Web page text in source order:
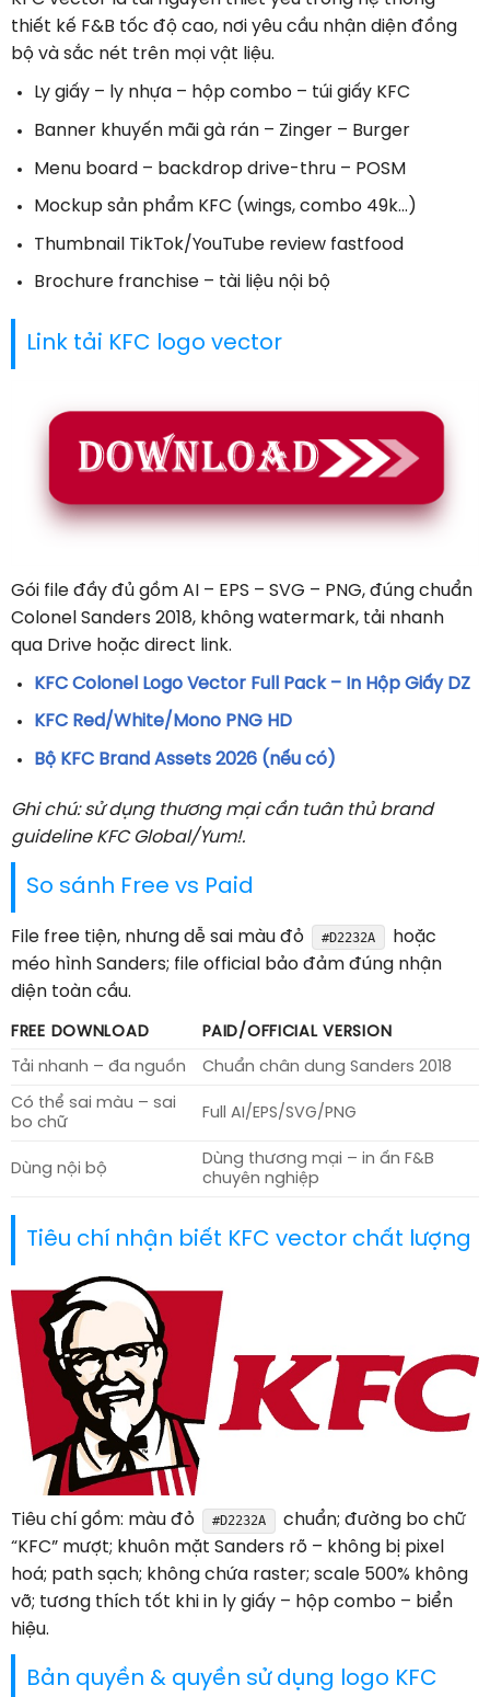
thiết kế F&B tốc độ cao, nơi yêu cầu nhận diện đồng
bộ và sắc nét trên mọi vật liệu.
Ly giấy – ly nhựa – hộp combo – túi giấy KFC
Banner khuyến mãi gà rán – Zinger – Burger
Menu board – backdrop drive-thru – POSM
Mockup sản phẩm KFC (wings, combo 49k…)
Thumbnail TikTok/YouTube review fastfood
Brochure franchise – tài liệu nội bộ
Link tải KFC logo vector
Gói file đầy đủ gồm AI – EPS – SVG – PNG, đúng chuẩn
Colonel Sanders 2018, không watermark, tải nhanh
qua Drive hoặc direct link.
KFC Colonel Logo Vector Full Pack – In Hộp Giấy DZ
KFC Red/White/Mono PNG HD
Bộ KFC Brand Assets 2026 (nếu có)
Ghi chú: sử dụng thương mại cần tuân thủ brand
guideline KFC Global/Yum!.
So sánh Free vs Paid
File free tiện, nhưng dễ sai màu đỏ #D2232A
hoặc
méo hình Sanders; file official bảo đảm đúng nhận
diện toàn cầu.
FREE DOWNLOAD
PAID/OFFICIAL VERSION
Tải nhanh – đa nguồn
Chuẩn chân dung Sanders 2018
Có thể sai màu – sai
bo chữ
Full AI/EPS/SVG/PNG
Dùng nội bộ
Dùng thương mại – in ấn F&B
chuyên nghiệp
Tiêu chí nhận biết KFC vector chất lượng
Tiêu chí gồm: màu đỏ #D2232A
chuẩn; đường bo chữ
“KFC” mượt; khuôn mặt Sanders rõ – không bị pixel
hoá; path sạch; không chứa raster; scale 500% không
vỡ; tương thích tốt khi in ly giấy – hộp combo – biển
hiệu.
Bản quyền & quyền sử dụng logo KFC